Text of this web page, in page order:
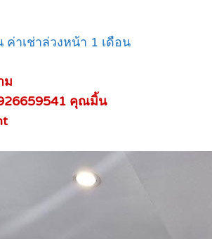
ค่าเช่าล่วงหน้า 1 เดือน
ม
คุณมิ้น